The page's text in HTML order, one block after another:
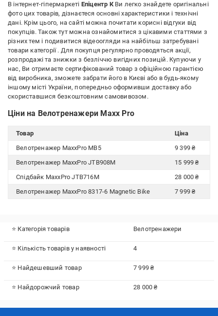
В інтернет-гіпермаркеті Епіцентр КВи легко знайдете оригінальні
фото цих товарів, дізнаєтеся основні характеристики і технічні
дані. Крім цього, на сайті можна почитати корисні відгуки від
покупців. Також тут можна ознайомитися з цікавими статтями з
різних тем і подивитися відеоогляди на найбільш затребувані
товари категорії . Для покупця регулярно проводяться акції,
розпродажі та знижки з безліччю вигідних позицій. Купуючи у
нас, Ви отримаєте сертифікований товар з офіційною гарантією
від виробника, зможете забрати його в Києві або в будь-якому
іншому місті України, попередньо оформивши доставку або
скориставшися безкоштовним самовивозом.
Ціни на Велотренажери Maxx Pro
Товар
Ціна
Велотренажер MaxxPro MB5
9 399 ₴
Велотренажер MaxxPro JTB908M
15 999 ₴
Спідбайк MaxxPro JTB716M
28 000 ₴
Велотренажер MaxxPro 8317-6 Magnetic Bike
7 999 ₴
⭐ Категорія товарів Велотренажери
⭐ Кількість товарів у наявності 4
⭐ Найдешевший товар 7 999 ₴
⭐ Найдорожчий товар 28 000 ₴